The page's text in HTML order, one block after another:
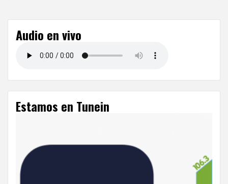
Audio en vivo
Estamos en Tunein